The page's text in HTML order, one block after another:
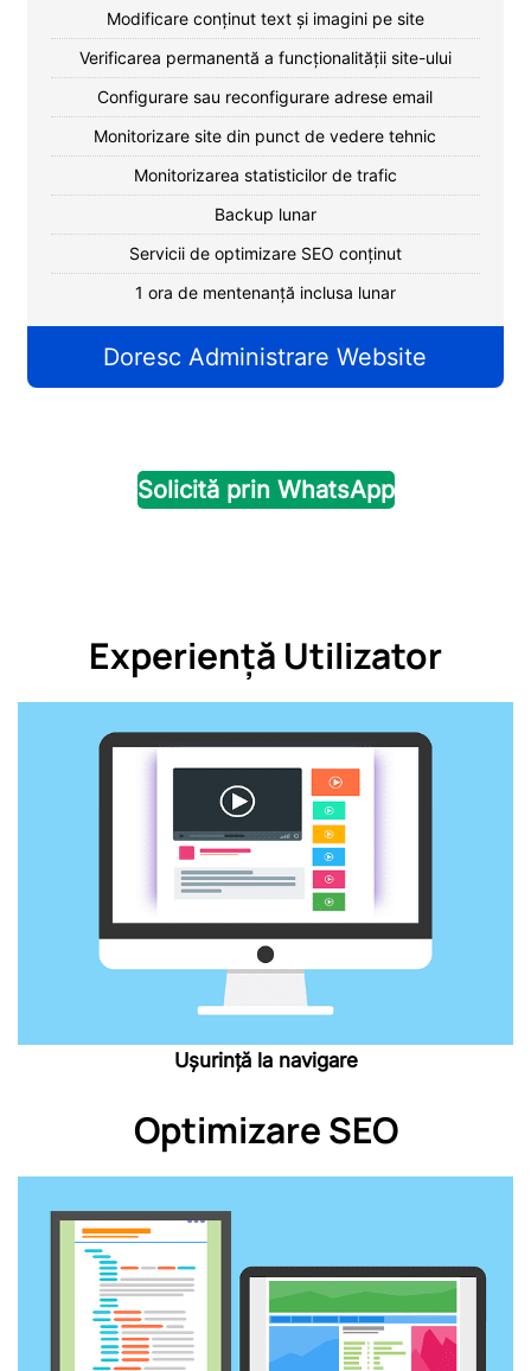
Modificare conținut text și imagini pe site
Verificarea permanentă a funcționalității site-ului
Configurare sau reconfigurare adrese email
Monitorizare site din punct de vedere tehnic
Monitorizarea statisticilor de trafic
Backup lunar
Servicii de optimizare SEO conținut
1 ora de mentenanță inclusa lunar
Doresc Administrare Website
Solicită prin WhatsApp
Experiență Utilizator
Ușurință la navigare
Optimizare SEO